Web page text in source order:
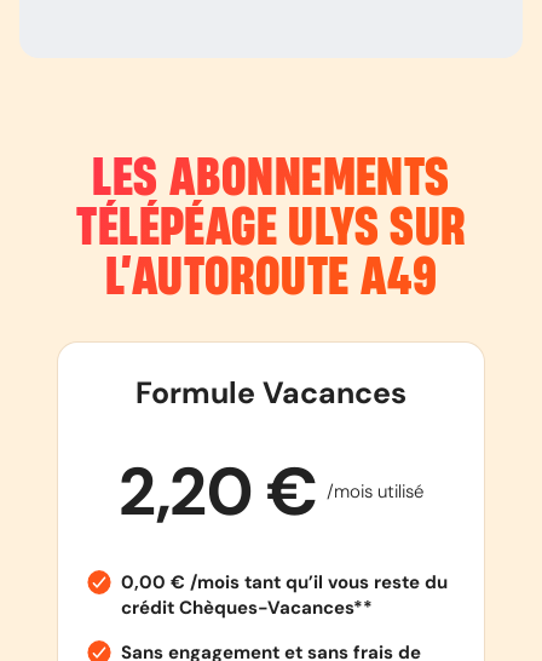
LES ABONNEMENTS
TÉLÉPÉAGE ULYS SUR
L’AUTOROUTE A49
Formule Vacances
2,20 € /mois utilisé
0,00 € /mois tant qu’il vous reste du
crédit Chèques-Vacances**
Sans engagement et sans frais de